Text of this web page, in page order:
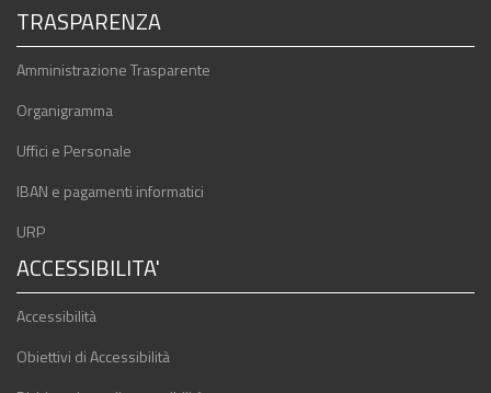
TRASPARENZA
Amministrazione Trasparente
Organigramma
Uffici e Personale
IBAN e pagamenti informatici
URP
ACCESSIBILITA'
Accessibilità
Obiettivi di Accessibilità